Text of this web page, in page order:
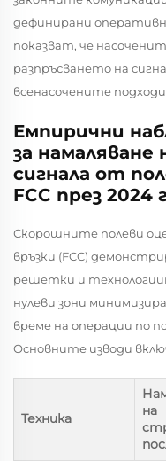
дефинирани
показват, че
разпръсването на
всенасочените
Емпирични
за намаляване
сигнала от
FCC през 2024
Скорошните полеви
връзки (FCC)
решетки и
нулеви зони
време на операции по
Основните изводи
Техника
на